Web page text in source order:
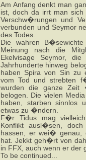
Am Anfang denkt man
ist, doch da irrt man
Verschw�rungen und
verbunden und Seymor
des Todes.
Die wahren
Meinung nach die
Ekelvisage Seymor,
Jahrhunderte hinweg
haben Spira von Sin zu
vom Tod und strebten
wurden die ganze Zeit
belogen. Die vielen
haben, starben sinnlos
etwas zu �ndern.
F�r Tidus mag
Konflikt ausl�sen,
hassen, er wei� genau,
hat. Jekkt geh�rt von
in FFX, auch wenn er der
To be continued...